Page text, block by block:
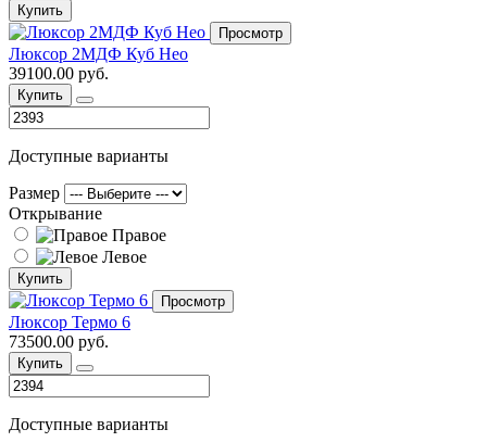
Купить
Просмотр
Люксор 2МДФ Куб Нео
39100.00 руб.
Купить
Доступные варианты
Размер
Открывание
Правое
Левое
Купить
Просмотр
Люксор Термо 6
73500.00 руб.
Купить
Доступные варианты